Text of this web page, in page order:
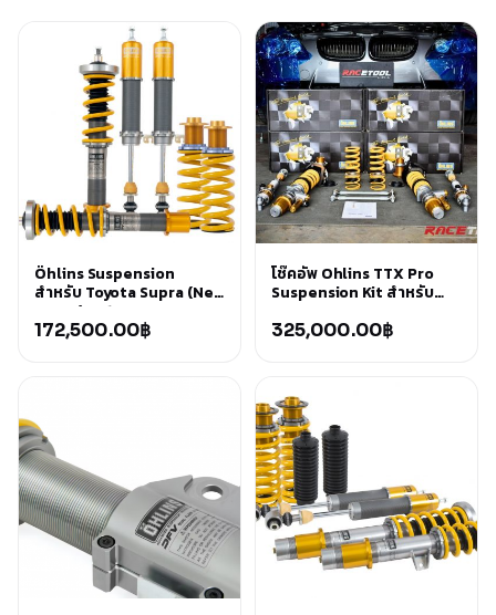
Öhlins Suspension
สำหรับ Toyota Supra (New
Supra) 2019-2022
172,500.00฿
โช๊คอัพ Ohlins TTX Pro
Suspension Kit สำหรับ
325,000.00฿